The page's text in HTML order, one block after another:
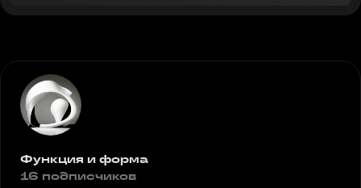
Функция и форма
16 подписчиков